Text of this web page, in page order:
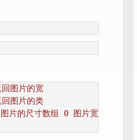
图片的宽
图片的类
的尺寸数组 0 图片宽